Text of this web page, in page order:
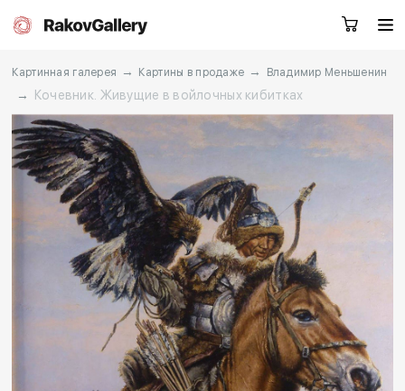
Екатеринбург
CN
Каталог Художники
Услуги
Контакты
Картинная галерея → Картины в продаже → Владимир Меньшенин
→ Кочевник. Живущие в войлочных кибитках